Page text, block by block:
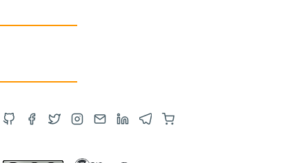
ObreObre
Facebook
Obre
Twitter
Obre
en
Contacta
ObreObreCompra